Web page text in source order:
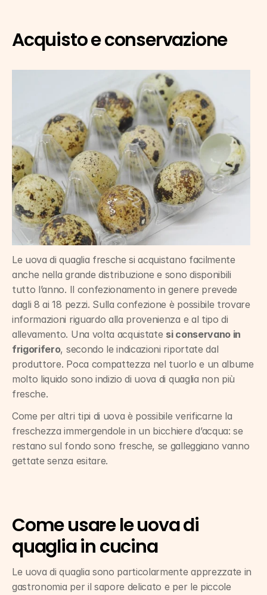
Acquisto e conservazione
Le uova di quaglia fresche si acquistano facilmente
anche nella grande distribuzione e sono disponibili
tutto l’anno. Il confezionamento in genere prevede
dagli 8 ai 18 pezzi. Sulla confezione è possibile trovare
informazioni riguardo alla provenienza e al tipo di
allevamento. Una volta acquistate si conservano in
frigorifero, secondo le indicazioni riportate dal
produttore. Poca compattezza nel tuorlo e un albume
molto liquido sono indizio di uova di quaglia non più
fresche.
Come per altri tipi di uova è possibile verificarne la
freschezza immergendole in un bicchiere d’acqua: se
restano sul fondo sono fresche, se galleggiano vanno
gettate senza esitare.
Come usare le uova di
quaglia in cucina
Le uova di quaglia sono particolarmente apprezzate in
gastronomia per il sapore delicato e per le piccole